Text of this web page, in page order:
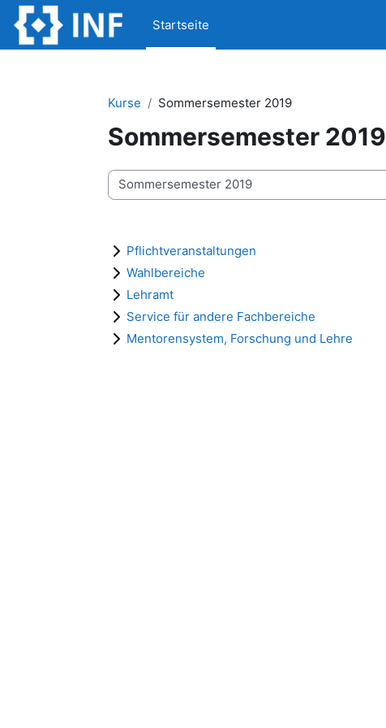
Zum Hauptinhalt
Startseite
Kurse Sommersemester 2019
Sommersemester 2019
Kursbereiche
Pflichtveranstaltungen
Wahlbereiche
Lehramt
Service für andere Fachbereiche
Mentorensystem, Forschung und Lehre